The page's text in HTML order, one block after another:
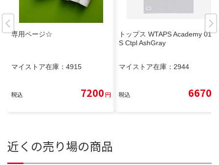
専用ページ☆
マイストア在庫： 4915
税込 7200円
トップス WTAPS Academy 01 S
S Ctpl AshGray
マイストア在庫： 2944
税込 6670
近くの売り場の商品